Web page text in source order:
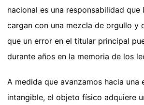
nacional es una responsabilidad que
cargan con una mezcla de orgullo y
que un error en el titular principal
durante años en la memoria de los
A medida que avanzamos hacia una
intangible, el objeto físico adquiere